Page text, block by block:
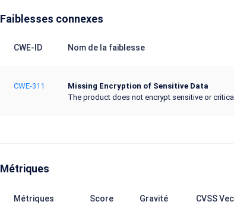
Faiblesses connexes
CWE-ID Nom de la faiblesse
CWE-311
Missing Encryption of Sensitive Data
The product does not encrypt sensitive or
Métriques
Métriques Score Gravité CVSS